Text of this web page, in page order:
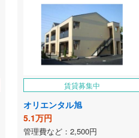
賃貸募集中
オリエンタル旭
5.1万円
管理費など：2,500円